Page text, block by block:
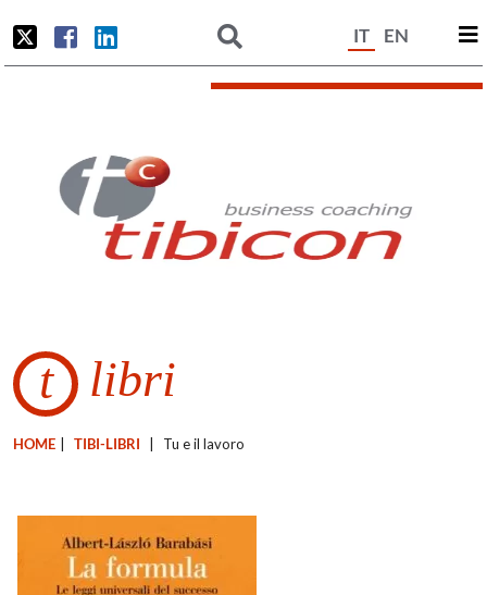
IT EN
t libri
HOME TIBI-LIBRI Tu e il lavoro